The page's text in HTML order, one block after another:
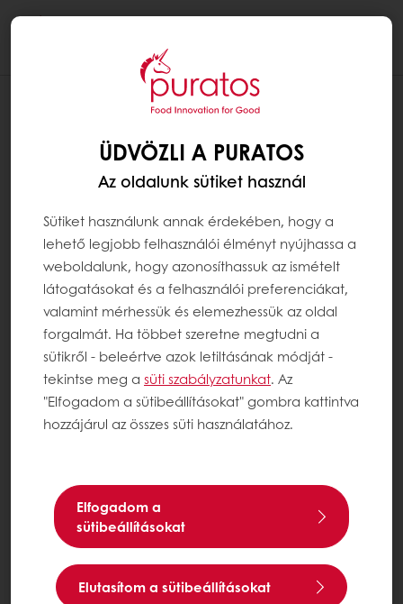
ÜDVÖZLI A PURATOS
Az oldalunk sütiket használ
Sütiket használunk annak érdekében, hogy a
lehető legjobb felhasználói élményt nyújhassa a
weboldalunk, hogy azonosíthassuk az ismételt
látogatásokat és a felhasználói preferenciákat,
valamint mérhessük és elemezhessük az oldal
forgalmát. Ha többet szeretne megtudni a
sütikről - beleértve azok letiltásának módját -
tekintse meg a süti szabályzatunkat. Az
"Elfogadom a sütibeállításokat" gombra kattintva
hozzájárul az összes süti használatához.
Elfogadom a
sütibeállításokat
Elutasítom a sütibeállításokat